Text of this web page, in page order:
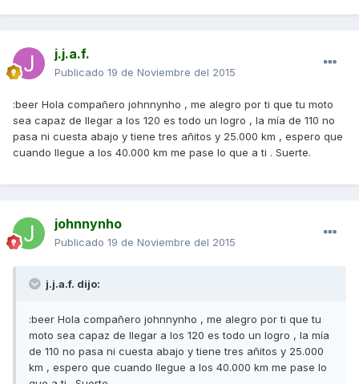
j.j.a.f.
Publicado 19 de Noviembre del 2015
:beer Hola compañero johnnynho , me alegro por ti que tu moto
sea capaz de llegar a los 120 es todo un logro , la mía de 110 no
pasa ni cuesta abajo y tiene tres añitos y 25.000 km , espero que
cuando llegue a los 40.000 km me pase lo que a ti . Suerte.
johnnynho
Publicado 19 de Noviembre del 2015
j.j.a.f. dijo:
:beer Hola compañero johnnynho , me alegro por ti que tu
moto sea capaz de llegar a los 120 es todo un logro , la mía
de 110 no pasa ni cuesta abajo y tiene tres añitos y 25.000
km , espero que cuando llegue a los 40.000 km me pase lo